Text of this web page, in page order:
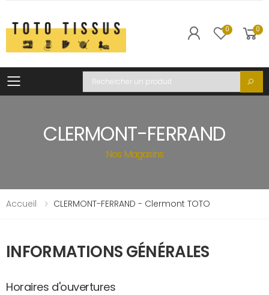
0 0
Toggle mobile menu
Recherche
CLERMONT-FERRAND
Nos Magasins
Accueil CLERMONT-FERRAND - Clermont TOTO
INFORMATIONS GÉNÉRALES
Horaires d'ouvertures